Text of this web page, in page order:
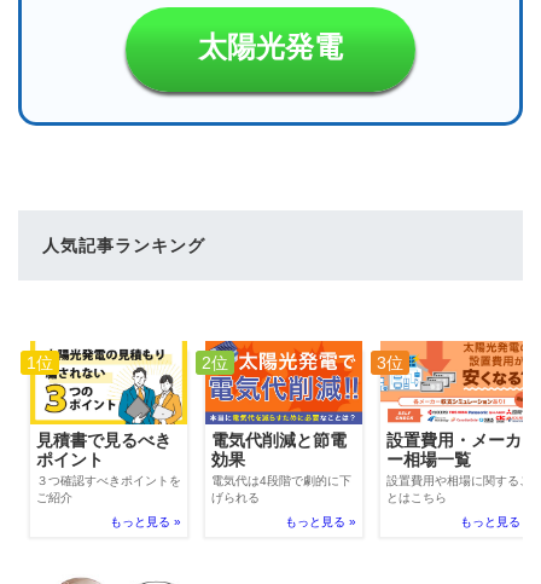
太陽光発電
人気記事ランキング
1位
見積書で見るべき
ポイント
３つ確認すべきポイントを
ご紹介
もっと見る »
2位
電気代削減と節電
効果
電気代は4段階で劇的に下
げられる
もっと見る »
3位
設置費用・メーカ
ー相場一覧
設置費用や相場に関するこ
とはこちら
もっと見る »